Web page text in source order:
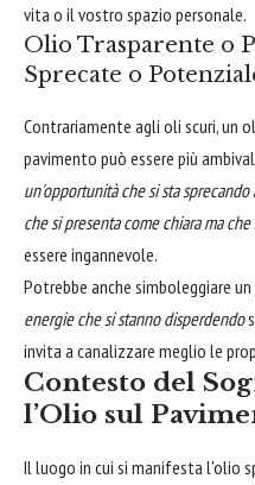
vita o il vostro spazio personale.
Olio Trasparente o
Sprecate o
Contrariamente agli oli scuri, un
pavimento può essere più
un'opportunità che si sta
che si presenta come chiara ma
essere ingannevole.
Potrebbe anche simboleggiare un
energie che si stanno disperdendo
invita a canalizzare meglio le
Contesto del
l’Olio sul
Il luogo in cui si manifesta l'olio